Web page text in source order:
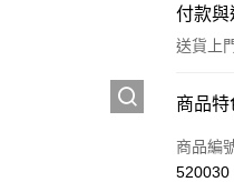
付款與
送貨上
付款方
信用卡
商品特
商品編
520030